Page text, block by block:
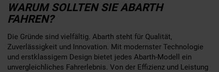
WARUM SOLLTEN SIE ABARTH
FAHREN?
Die Gründe sind vielfältig. Abarth steht für Qualität,
Zuverlässigkeit und Innovation. Mit modernster Technologie
und erstklassigem Design bietet jedes Abarth-Modell ein
unvergleichliches Fahrerlebnis. Von der Effizienz und Leistung